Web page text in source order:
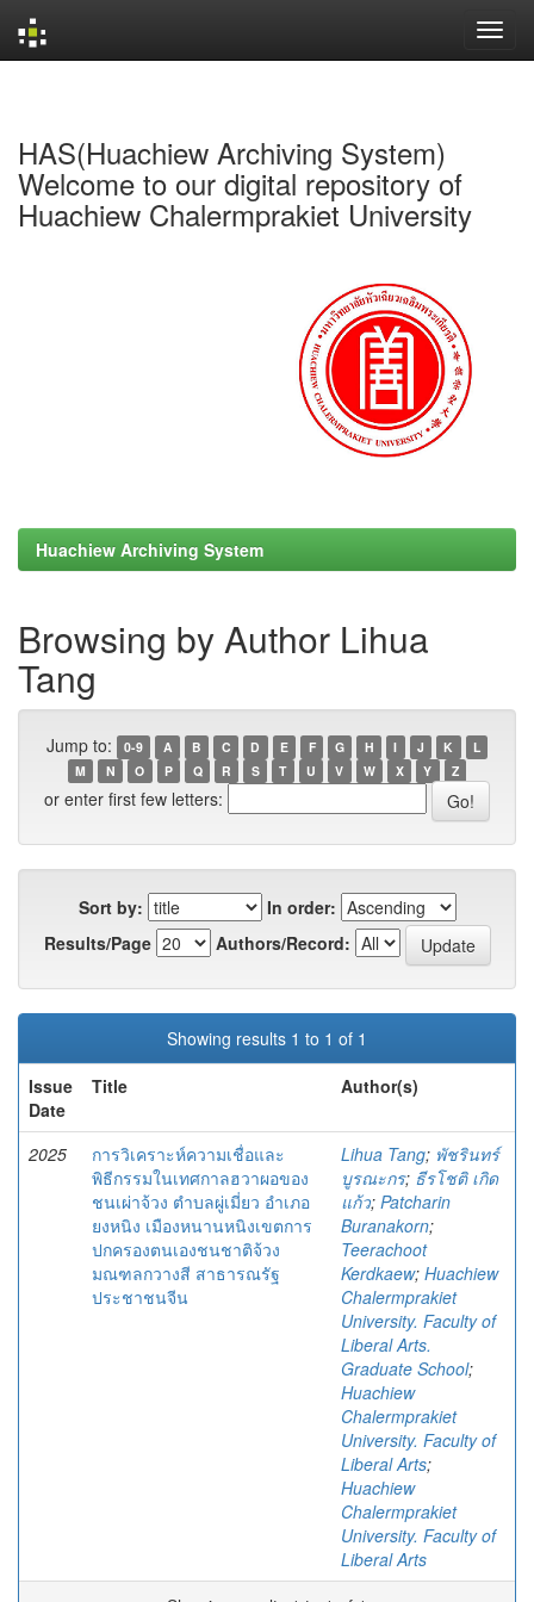
HAS(Huachiew Archiving System)
Welcome to our digital repository of
Huachiew Chalermprakiet University
Huachiew Archiving System
Browsing by Author Lihua
Tang
Jump to: 0-9 A B C D E F G H I J K
L
M
N O P Q R S T U V W X Y Z
or enter first few letters:
Sort by:
In order:
Results/Page
Authors/Record:
Showing results 1 to 1 of 1
Issue
Date
Title Author(s)
2025
การวิเคราะห์ความเชื่อและ
พิธีกรรมในเทศกาลฮวาผอของ
ชนเผ่าจ้วง ตําบลผู่เมี่ยว อําเภอ
ยงหนิง เมืองหนานหนิงเขตการ
ปกครองตนเองชนชาติจ้วง
มณฑลกวางสี สาธารณรัฐ
ประชาชนจีน
Lihua Tang; พัชรินทร์
บูรณะกร; ธีรโชติ เกิด
แก้ว; Patcharin
Buranakorn;
Teerachoot
Kerdkaew; Huachiew
Chalermprakiet
University. Faculty of
Liberal Arts.
Graduate School;
Huachiew
Chalermprakiet
University. Faculty of
Liberal Arts;
Huachiew
Chalermprakiet
University. Faculty of
Liberal Arts